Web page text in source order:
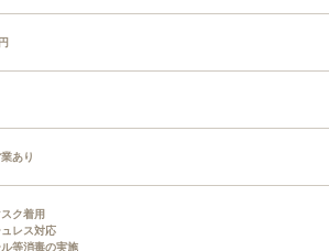
あり
ク着用
レス対応
等消毒の実施